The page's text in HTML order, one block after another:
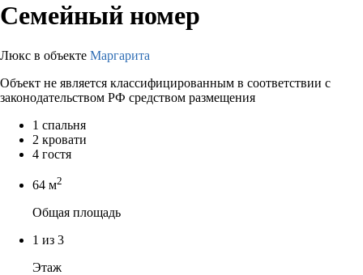
Семейный номер
Люкс в объекте Маргарита
Объект не является классифицированным в соответствии с
законодательством РФ средством размещения
1 спальня
2 кровати
4 гостя
64 м2
Общая площадь
1 из 3
Этаж